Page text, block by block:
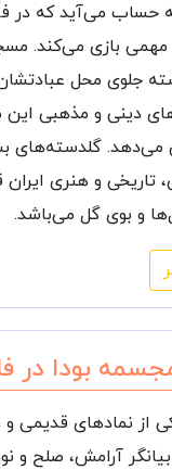
حساب می‌آید که در
بازی می‌کند.
جلوی محل
دینی و مذهبی
گلدسته‌های
تاریخی و هنری ایران
و بوی گل می‌باشد.
بودا در
از نمادهای قدیمی و
آرامش، صلح و